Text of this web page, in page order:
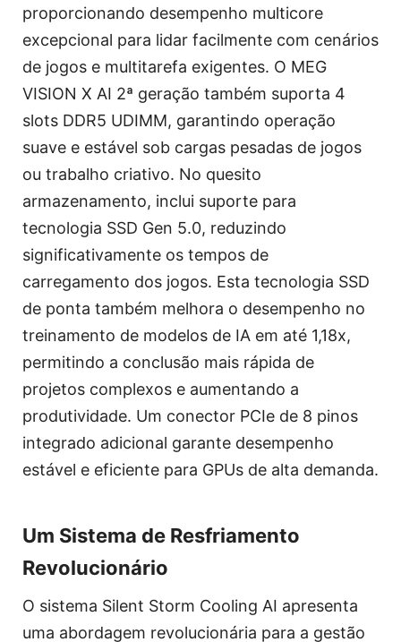
proporcionando desempenho multicore
excepcional para lidar facilmente com cenários
de jogos e multitarefa exigentes. O MEG
VISION X AI 2ª geração também suporta 4
slots DDR5 UDIMM, garantindo operação
suave e estável sob cargas pesadas de jogos
ou trabalho criativo. No quesito
armazenamento, inclui suporte para
tecnologia SSD Gen 5.0, reduzindo
significativamente os tempos de
carregamento dos jogos. Esta tecnologia SSD
de ponta também melhora o desempenho no
treinamento de modelos de IA em até 1,18x,
permitindo a conclusão mais rápida de
projetos complexos e aumentando a
produtividade. Um conector PCIe de 8 pinos
integrado adicional garante desempenho
estável e eficiente para GPUs de alta demanda.
Um Sistema de Resfriamento
Revolucionário
O sistema Silent Storm Cooling AI apresenta
uma abordagem revolucionária para a gestão